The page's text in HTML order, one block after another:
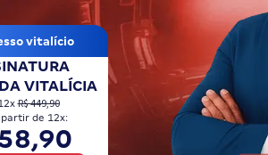
vitalício
VITALÍCIA
R$ 449,90
partir de 12x: